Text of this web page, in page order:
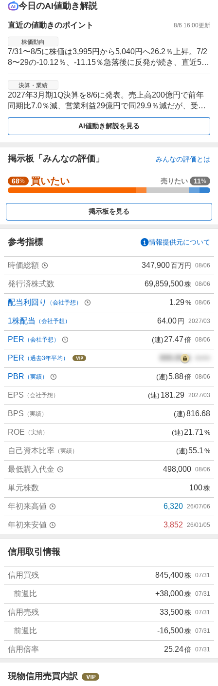
今日のAI値動き解説
直近の値動きのポイント 8/6 16:00更新
株価動向
7/31〜8/5に株価は3,995円から5,040円へ26.2％上昇。7/2
8〜29の-10.12％、-11.15％急落後に反発が続き、直近5営
決算・業績
2027年3月期1Q決算を8/6に発表。売上高200億円で前年
同期比7.0％減、営業利益29億円で同29.9％減だが、受注
高は519億円で同190.5％増と拡大。
AI値動き解説を見る
掲示板「みんなの評価」 みんなの評価とは
強
く
買
6
3
.
1
6
%
、
買
い
た
い
.
2
6
%
、
様
見
2
1
.
0
5
%
、
売
り
た
い
5
6
%
、
強
く
り
68% 買いたい 売りたい 11%
掲示板を見る
参考指標 情報提供元について
時価総額 347,900百万円 08/06
発行済株式数 69,859,500株 08/06
配当利回り （会社予想） 1.29% 08/06
1株配当 （会社予想） 64.00円 2027/03
PER （会社予想） (連)27.47倍 08/06
PER （過去3年平均） 000.00倍
PBR （実績） (連)5.88倍 08/06
EPS （会社予想） (連) 181.29 2027/03
BPS （実績） (連)816.68
ROE （実績） (連)21.71%
自己資本比率 （実績） (連)55.1%
最低購入代金 498,000 08/06
単元株数 100株
年初来高値 6,320 26/07/06
年初来安値 3,852 26/01/05
信用取引情報
信用買残 845,400株 07/31
前週比 +38,000株 07/31
信用売残 33,500株 07/31
前週比 -16,500株 07/31
信用倍率 25.24倍 07/31
現物信用売買内訳